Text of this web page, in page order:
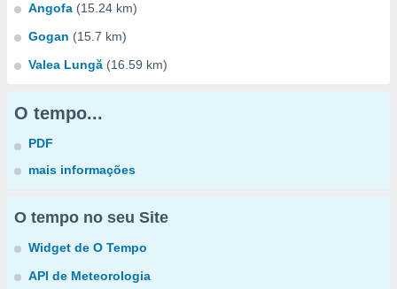
Angofa (15.24 km)
Gogan (15.7 km)
Valea Lungă (16.59 km)
O tempo...
PDF
mais informações
O tempo no seu Site
Widget de O Tempo
API de Meteorologia